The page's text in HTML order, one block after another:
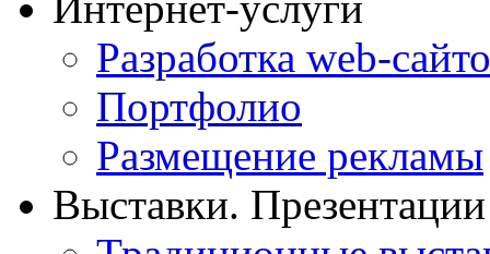
Разработка web-
Портфолио
Размещение рекламы
Выставки. Презентации